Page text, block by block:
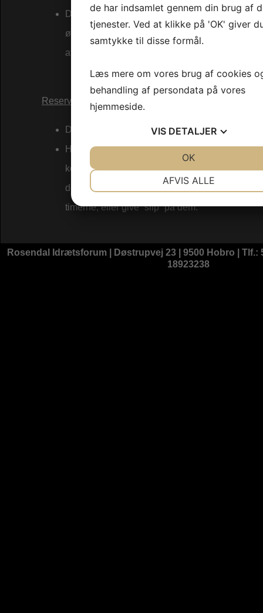
Disse aftaler indgås på mail ved at klubberne
ønske til hal inspektøren som bekræfter
aftalen gældende.
Reservationer:
Det er muligt at reservere timer.
Hvis der fremsættes ønske om at leje timer der
kontakter hallen personen/klubben som har
de har derefter 48 timer til at beslutte om de
timerne, eller give ”slip” på dem.
Rosendal Idrætsforum | Døstrupvej 23 | 9500 Hobro | Tlf.:
18923238
de har indsamlet gennem din brug af
tjenester. Ved at klikke på 'OK' giver
samtykke til disse formål.
Læs mere om vores brug af cookies
behandling af persondata på vores
hjemmeside.
VIS DETALJER
NØDVENDIGEAFVIS ALLE
OK